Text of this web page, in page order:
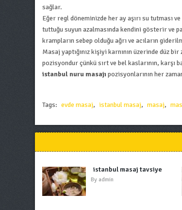
sağlar.
Eğer regl döneminizde her ay aşırı su tutması
tuttuğu suyun azalmasında kendini gösterir ve
krampların sebep olduğu ağrı ve acıların
Masaj yaptığınız kişiyi karnının üzerinde düz bir
pozisyondur çünkü sırt ve bel kaslarının, karşı
istanbul nuru masajıpozisyonlarının her
Tags: evde masaj, istanbul masaj, masaj,
istanbul masaj tavsiye
By admin